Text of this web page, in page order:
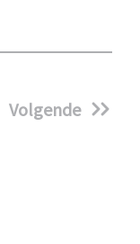
Volgende